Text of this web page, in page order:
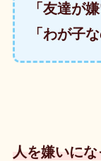
「友達が嫌
「わが子
人を嫌いにな